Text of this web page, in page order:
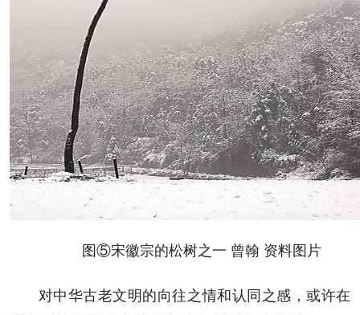
图⑤宋徽宗的松树之一 曾翰 资料图片
对中华古老文明的向往之情和认同之感，或许在